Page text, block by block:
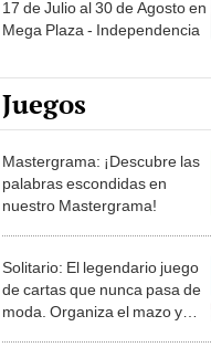
17 de Julio al 30 de Agosto en
Mega Plaza - Independencia
Juegos
Mastergrama: ¡Descubre las
palabras escondidas en
nuestro Mastergrama!
Solitario: El legendario juego
de cartas que nunca pasa de
moda. Organiza el mazo y